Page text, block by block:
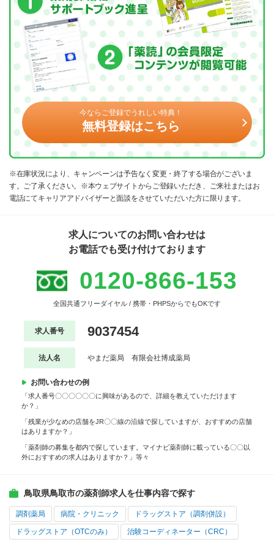
今ならご登録でうれしい特典！
無料登録はこちら
※在庫状況により、キャンペーンは予告なく変更・終了する場合がございま
す。ご了承ください。※本ウェブサイトからご登録いただき、ご来社またはお
電話にてキャリアアドバイザーと面談をさせていただいた方に限ります。
求人についてのお問い合わせは
お電話でも受け付けております
0120-866-153
全国共通フリーダイヤル / 携帯・PHPSからでもOKです
求人番号 9037454
法人名 やまだ薬局 有限会社博成薬局
お問い合わせの例
「求人番号〇〇〇〇〇〇に興味があるので、詳細を教えていただけます
か？」
「残業が少なめの店舗をJR〇〇線の沿線で探していますが、おすすめの店舗
はありますか？」
「薬剤師の募集を都内で探しています。マイナビ薬剤師に載っている〇〇以
外におすすめの求人はありますか？」等々
鳥取県鳥取市の薬剤師求人を仕事内容で探す
調剤薬局 病院・クリニック ドラッグストア（調剤併設）
ドラッグストア（OTCのみ） 治験コーディネーター（CRC）